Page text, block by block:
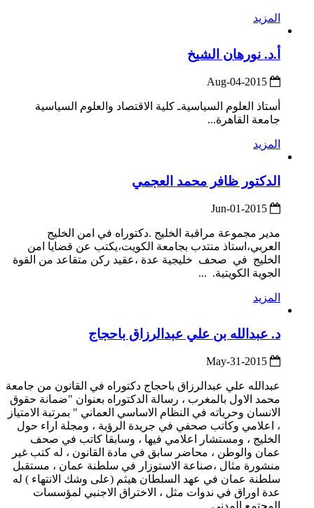
المزيد
أ.د. نورهان الشيخ
أستاذ العلوم السياسيةـ كلية الاقتصاد والعلوم السياسية
جامعة القاهرة...
المزيد
الدكتور ظافر محمد العجمي
مدير مجموعة مراقبة الخليج .دكتوراه في امن الخليج
العربي،استاذ منتدب بجامعة الكويت،يكتب عن قضايا امن
الخليج في صحف خليجية عدة ،عقيد ركن متقاعد من القوة
الجوية الكويتية. ...
المزيد
د. عبدالله بن علي عبدالرزاق باحجاج
عبدالله علي عبدالرزاق باحجاج دكتوراه في القانون من جامعة
محمد الاول بالمغرب ، رسالة الدكتوراه بعنوان "ضمانة حقوق
الانسان وحرياته في النظام الاساسي العماني " بمرتبة الامتياز
، اعلامي وكاتب صحفي في جريدة الرؤية ، ومجلة اراء حول
الخليج ، ومستشار اعلامي فيها ، وسابقا كاتب في صحف
عمان والوطن ، محاضر سابق في مادة القانون ، له كتب غير
منشورة مثال ،صناعة الاستوزار في سلطنة عمان ، مستقبل
سلطنة عمان في عهد السلطان هيثم (على وشك الانتهاء ) له
عدة اوراق في ندوات مثل ، الاختراق الاجنبي لمؤسسات
المجتمع المدني...